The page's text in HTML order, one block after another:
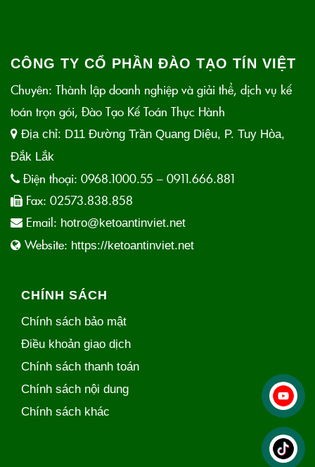
CÔNG TY CỔ PHẦN ĐÀO TẠO TÍN VIỆT
Chuyên: Thành lập doanh nghiệp và giải thể, dịch vụ kế
toán trọn gói, Đào Tạo Kế Toán Thực Hành
Địa chỉ: D11 Đường Trần Quang Diệu, P. Tuy Hòa,
Đắk Lắk
Điện thoại: 0968.1000.55 – 0911.666.881
Fax: 02573.838.858
Email: hotro@ketoantinviet.net
Website: https://ketoantinviet.net
CHÍNH SÁCH
Chính sách bảo mật
Điều khoản giao dịch
Chính sách thanh toán
Chính sách nội dung
Chính sách khác